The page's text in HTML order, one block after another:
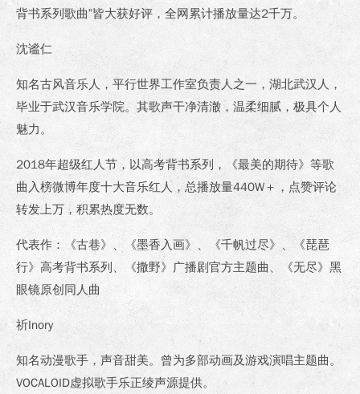
背书系列歌曲”皆大获好评，全网累计播放量达2千万。
沈谧仁
知名古风音乐人，平行世界工作室负责人之一，湖北武汉人，
毕业于武汉音乐学院。其歌声干净清澈，温柔细腻，极具个人
魅力。
2018年超级红人节，以高考背书系列，《最美的期待》等歌
曲入榜微博年度十大音乐红人，总播放量440W＋，点赞评论
转发上万，积累热度无数。
代表作：《古巷》、《墨香入画》、《千帆过尽》、《琵琶
行》高考背书系列、《撒野》广播剧官方主题曲、《无尽》黑
眼镜原创同人曲
祈Inory
知名动漫歌手，声音甜美。曾为多部动画及游戏演唱主题曲。
VOCALOID虚拟歌手乐正绫声源提供。